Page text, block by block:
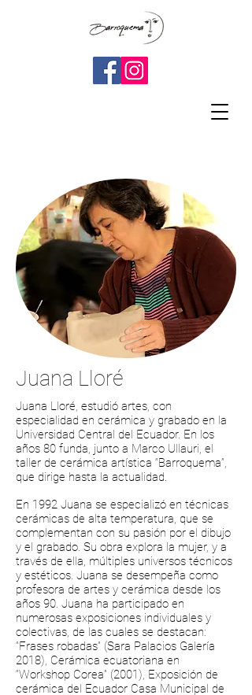
Juana Lloré
Juana Lloré, estudió artes, con
especialidad en cerámica y grabado en la
Universidad Central del Ecuador. En los
años 80 funda, junto a Marco Ullauri, el
taller de cerámica artística “Barroquema”,
que dirige hasta la actualidad.
En 1992 Juana se especializó en técnicas
cerámicas de alta temperatura, que se
complementan con su pasión por el dibujo
y el grabado. Su obra explora la mujer, y a
través de ella, múltiples universos técnicos
y estéticos. Juana se desempeña como
profesora de artes y cerámica desde los
años 90. Juana ha participado en
numerosas exposiciones individuales y
colectivas, de las cuales se destacan:
“Frases robadas” (Sara Palacios Galería
2018), Cerámica ecuatoriana en
“Workshop Corea” (2001), Exposición de
cerámica del Ecuador Casa Municipal de